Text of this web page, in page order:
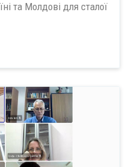
та Молдові для сталої